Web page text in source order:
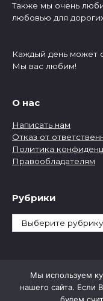
Также мы очень
любовью для
Каждый день может
Мы вас любим!
О нас
Написать нам
Отказ от
Политика
Правообладателям
Рубрики
Рубрики
Мы используем
нашего сайта. Если